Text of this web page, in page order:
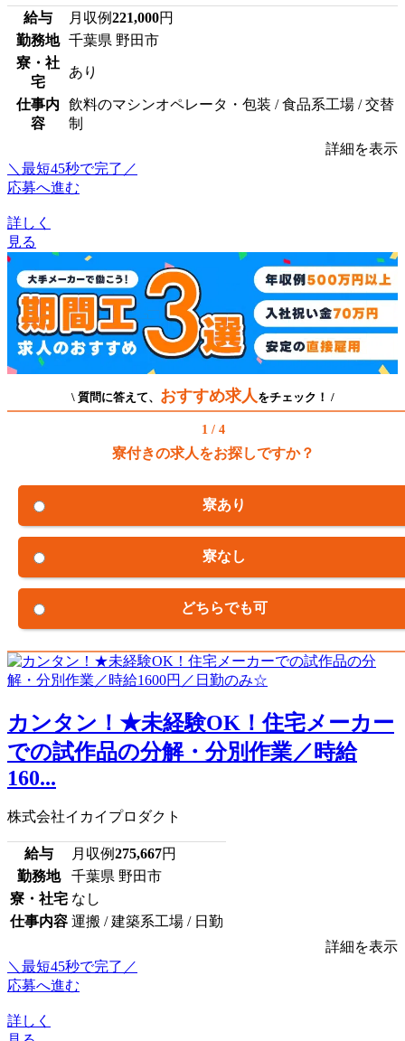
給与 月収例221,000円
勤務地
千葉県 野田市
寮・社
宅
あり
仕事内
容
飲料のマシンオペレータ・包装 / 食品系工場 / 交替
制
詳細を表示
＼最短45秒で完了／
応募へ進む
詳しく
見る
\ 質問に答えて、 おすすめ求人 をチェック！ /
1 / 4
寮付きの求人をお探しですか？
寮あり
寮なし
どちらでも可
カンタン！★未経験OK！住宅メーカー
での試作品の分解・分別作業／時給
160...
株式会社イカイプロダクト
給与 月収例275,667円
勤務地
千葉県 野田市
寮・社宅 なし
仕事内容 運搬 / 建築系工場 / 日勤
詳細を表示
＼最短45秒で完了／
応募へ進む
詳しく